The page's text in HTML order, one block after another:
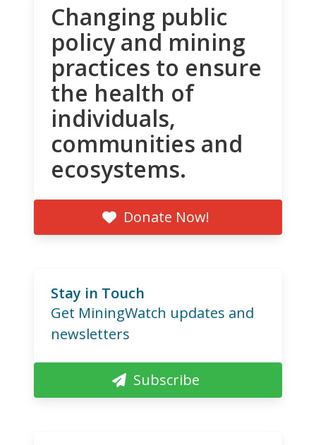
Changing public
policy and mining
practices to ensure
the health of
individuals,
communities and
ecosystems.
Donate Now!
Stay in Touch
Get MiningWatch updates and
newsletters
Subscribe